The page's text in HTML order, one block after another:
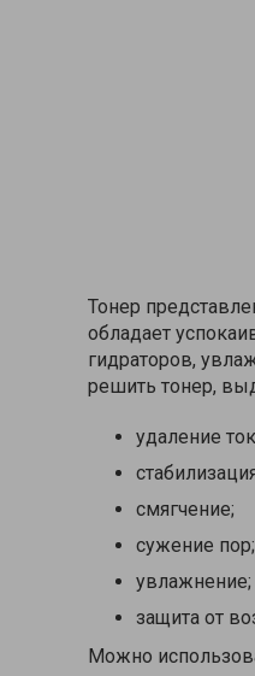
Тонер
обладает
гидраторов,
решить тонер,
удаление
смягчение;
сужение пор;
увлажнение;
защита от
Можно